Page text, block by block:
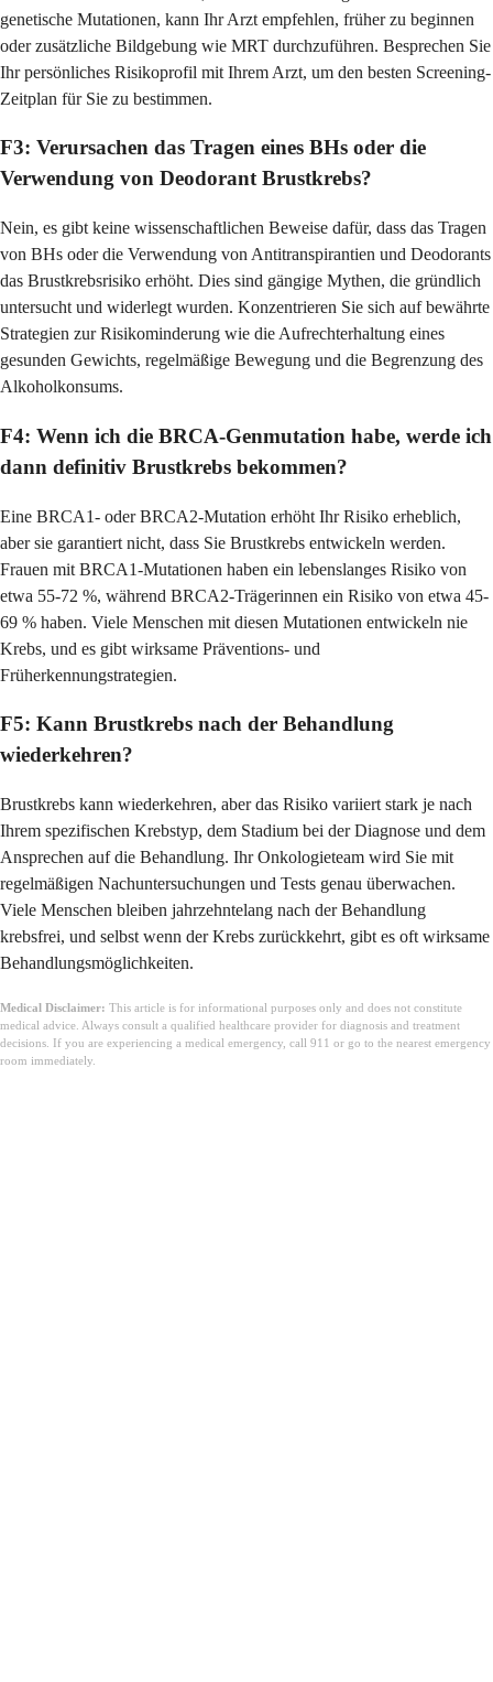
genetische Mutationen, kann Ihr Arzt empfehlen, früher zu beginnen
oder zusätzliche Bildgebung wie MRT durchzuführen. Besprechen Sie
Ihr persönliches Risikoprofil mit Ihrem Arzt, um den besten Screening-
Zeitplan für Sie zu bestimmen.
F3: Verursachen das Tragen eines BHs oder die
Verwendung von Deodorant Brustkrebs?
Nein, es gibt keine wissenschaftlichen Beweise dafür, dass das Tragen
von BHs oder die Verwendung von Antitranspirantien und Deodorants
das Brustkrebsrisiko erhöht. Dies sind gängige Mythen, die gründlich
untersucht und widerlegt wurden. Konzentrieren Sie sich auf bewährte
Strategien zur Risikominderung wie die Aufrechterhaltung eines
gesunden Gewichts, regelmäßige Bewegung und die Begrenzung des
Alkoholkonsums.
F4: Wenn ich die BRCA-Genmutation habe, werde ich
dann definitiv Brustkrebs bekommen?
Eine BRCA1- oder BRCA2-Mutation erhöht Ihr Risiko erheblich,
aber sie garantiert nicht, dass Sie Brustkrebs entwickeln werden.
Frauen mit BRCA1-Mutationen haben ein lebenslanges Risiko von
etwa 55-72 %, während BRCA2-Trägerinnen ein Risiko von etwa 45-
69 % haben. Viele Menschen mit diesen Mutationen entwickeln nie
Krebs, und es gibt wirksame Präventions- und
Früherkennungstrategien.
F5: Kann Brustkrebs nach der Behandlung
wiederkehren?
Brustkrebs kann wiederkehren, aber das Risiko variiert stark je nach
Ihrem spezifischen Krebstyp, dem Stadium bei der Diagnose und dem
Ansprechen auf die Behandlung. Ihr Onkologieteam wird Sie mit
regelmäßigen Nachuntersuchungen und Tests genau überwachen.
Viele Menschen bleiben jahrzehntelang nach der Behandlung
krebsfrei, und selbst wenn der Krebs zurückkehrt, gibt es oft wirksame
Behandlungsmöglichkeiten.
Medical Disclaimer: This article is for informational purposes only and does not constitute
medical advice. Always consult a qualified healthcare provider for diagnosis and treatment
decisions. If you are experiencing a medical emergency, call 911 or go to the nearest emergency
room immediately.